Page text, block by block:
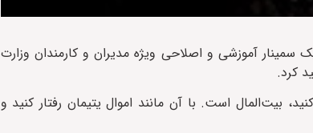
سمینار آموزشی و اصلاحی ویژه مدیران و کارمندان وزارت
کرد.
بیت‌المال است. با آن مانند اموال یتیمان رفتار کنید و